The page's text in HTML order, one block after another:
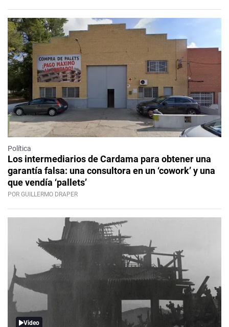
Política
Los intermediarios de Cardama para obtener una
garantía falsa: una consultora en un ‘cowork’ y una
que vendía ‘pallets’
POR GUILLERMO DRAPER
Video